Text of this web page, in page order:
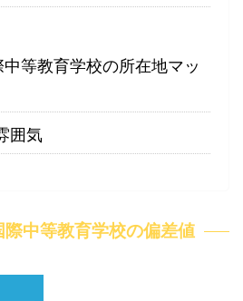
等教育学校の所在地マッ
囲気
中等教育学校の偏差値